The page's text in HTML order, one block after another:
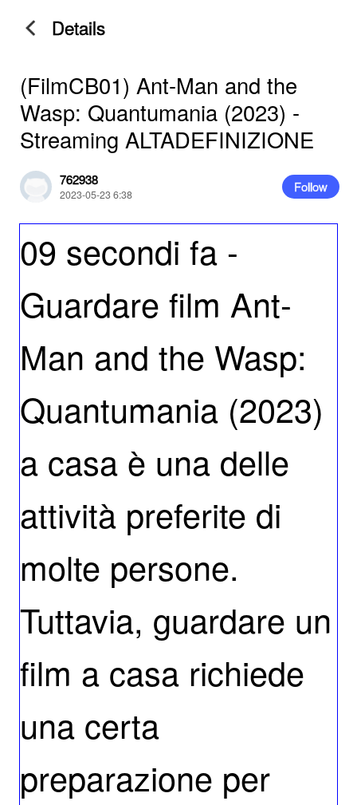
Details
(FilmCB01) Ant-Man and the
Wasp: Quantumania (2023) -
Streaming ALTADEFINIZIONE
762938
2023-05-23 6:38
Follow
09 secondi fa -
Guardare film Ant-
Man and the Wasp:
Quantumania (2023)
a casa è una delle
attività preferite di
molte persone.
Tuttavia, guardare un
film a casa richiede
una certa
preparazione per